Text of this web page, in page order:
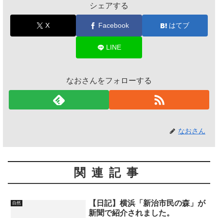
シェアする
X Facebook はてブ
LINE
なおさんをフォローする
なおさん
関連記事
自然
【日記】横浜「新治市民の森」が
新聞で紹介されました。